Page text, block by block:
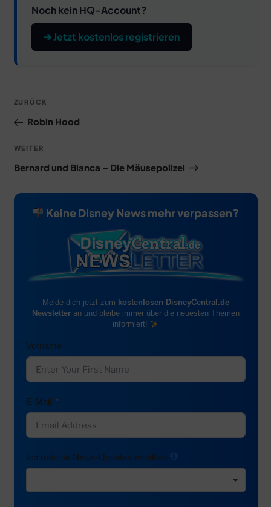
Noch kein HQ-Account?
➔ Jetzt kostenlos registrieren
Beitragsnavigation
Vorheriger
Beitrag
ZURÜCK
Robin Hood
Nächster
Beitrag
WEITER
Bernard und Bianca – Die Mäusepolizei
Keine Disney News mehr verpassen?
Melde dich jetzt zum kostenlosen DisneyCentral.de
Newsletteran und bleibe immer über die neuesten Themen
informiert!
Vorname
E-Mail
Ich möchte News-Updates erhalten: